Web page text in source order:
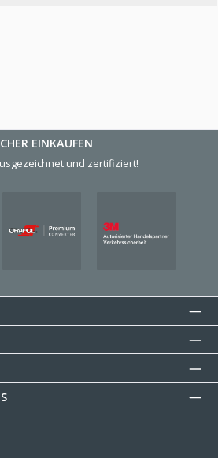
EINKAUFEN
und zertifiziert!